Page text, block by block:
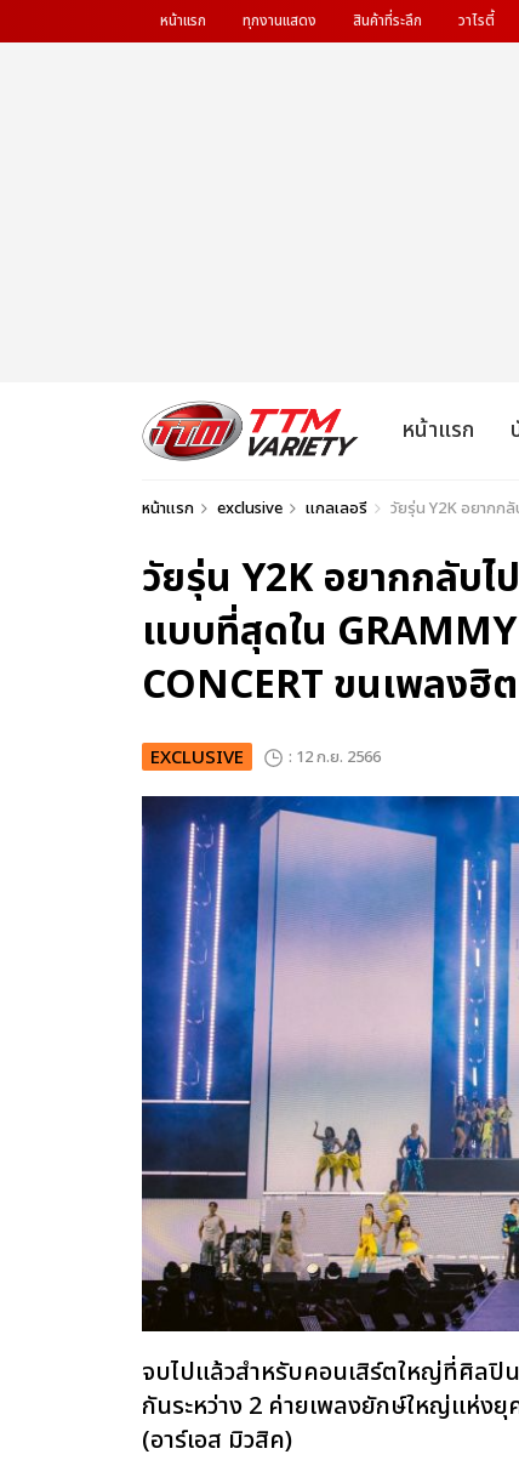
หน้าแรก ทุกงานแสดง สินค้าที่ระลึก วาไรตี้
หน้าแรก
หน้าแรก exclusive แกลเลอรี วัยรุ่น Y2K อยากก
วัยรุ่น Y2K อยากกลับ
แบบที่สุดใน GRAMMY
CONCERT ขนเพลงฮิ
EXCLUSIVE : 12 ก.ย. 2566
จบไปแล้วสำหรับคอนเสิร์ตใหญ่ที่ศิลปิ
กันระหว่าง 2 ค่ายเพลงยักษ์ใหญ่แห่งยุ
(อาร์เอส มิวสิค)